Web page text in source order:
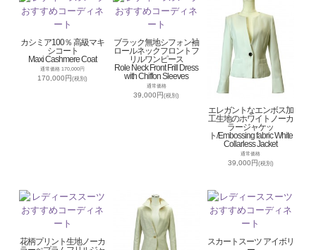
カシミア100％ 高級マキ
シコート
Maxi Cashmere Coat
通常価格 170,000円
170,000円(税別)
ブラック無地シフォン袖
ロールネックフロントフ
リルワンピース
Role Neck Front Frill Dress
with Chiffon Sleeves
通常価格
39,000円(税別)
エレガントなエンボス加
工生地のホワイトノーカ
ラージャケッ
ト/Embossing fabric White
Collarless Jacket
通常価格
39,000円(税別)
花柄プリント生地ノーカ
スカートスーツ アイボリ